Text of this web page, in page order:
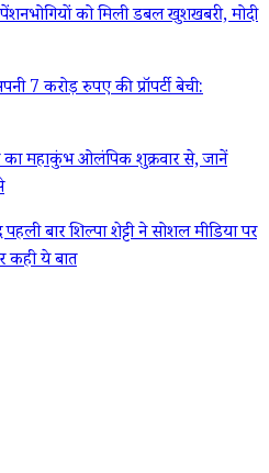
को मिली डबल खुशखबरी, मोदी
करोड़ रुपए की प्रॉपर्टी बेची:
महाकुंभ ओलंपिक शुक्रवार से, जानें
बार शिल्पा शेट्टी ने सोशल मीडिया पर
ये बात